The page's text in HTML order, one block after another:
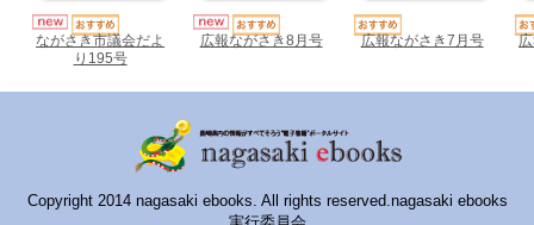
ながさき市議会だよ
り195号
広報ながさき8月号 広報ながさき7月号
Copyright 2014 nagasaki ebooks. All rights reserved.nagasaki ebooks
はさみebooks
ながさき市ebooks
さいかいイーブックス